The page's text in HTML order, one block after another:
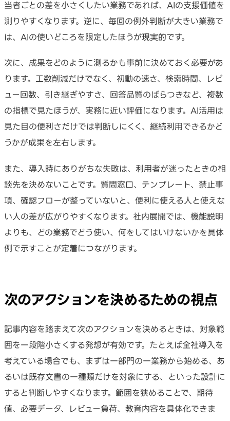
当者ごとの差を小さくしたい業務であれば、AIの支援価値を
測りやすくなります。逆に、毎回の例外判断が大きい業務で
は、AIの使いどころを限定したほうが現実的です。
次に、成果をどのように測るかも事前に決めておく必要があ
ります。工数削減だけでなく、初動の速さ、検索時間、レビ
ュー回数、引き継ぎやすさ、回答品質のばらつきなど、複数
の指標で見たほうが、実務に近い評価になります。AI活用は
見た目の便利さだけでは判断しにくく、継続利用できるかど
うかが成果を左右します。
また、導入時にありがちな失敗は、利用者が迷ったときの相
談先を決めないことです。質問窓口、テンプレート、禁止事
項、確認フローが整っていないと、便利に使える人と使えな
い人の差が広がりやすくなります。社内展開では、機能説明
よりも、どの業務でどう使い、何をしてはいけないかを具体
例で示すことが定着につながります。
次のアクションを決めるための視点
記事内容を踏まえて次のアクションを決めるときは、対象範
囲を一段階小さくする発想が有効です。たとえば全社導入を
考えている場合でも、まずは一部門の一業務から始める、あ
るいは既存文書の一種類だけを対象にする、といった設計に
すると判断しやすくなります。範囲を狭めることで、期待
値、必要データ、レビュー負荷、教育内容を具体化できま